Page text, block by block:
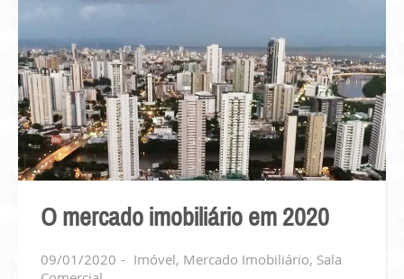
O mercado imobiliário em 2020
09/01/2020 Imóvel, Mercado Imobiliário, Sala